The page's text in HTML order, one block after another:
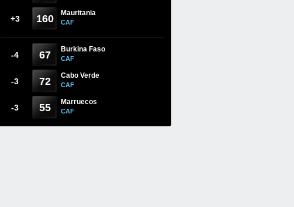
+3 160 Mauritania
CAF
-4 67 Burkina Faso
CAF
-3 72 Cabo Verde
CAF
-3 55 Marruecos
CAF